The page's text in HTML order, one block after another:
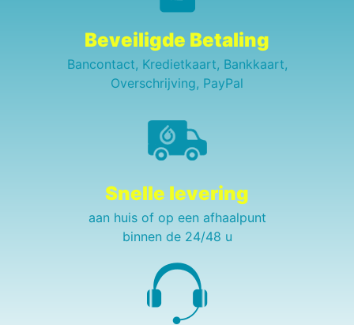
Beveiligde Betaling
Bancontact, Kredietkaart, Bankkaart,
Overschrijving, PayPal
Snelle levering
aan huis of op een afhaalpunt
binnen de 24/48 u